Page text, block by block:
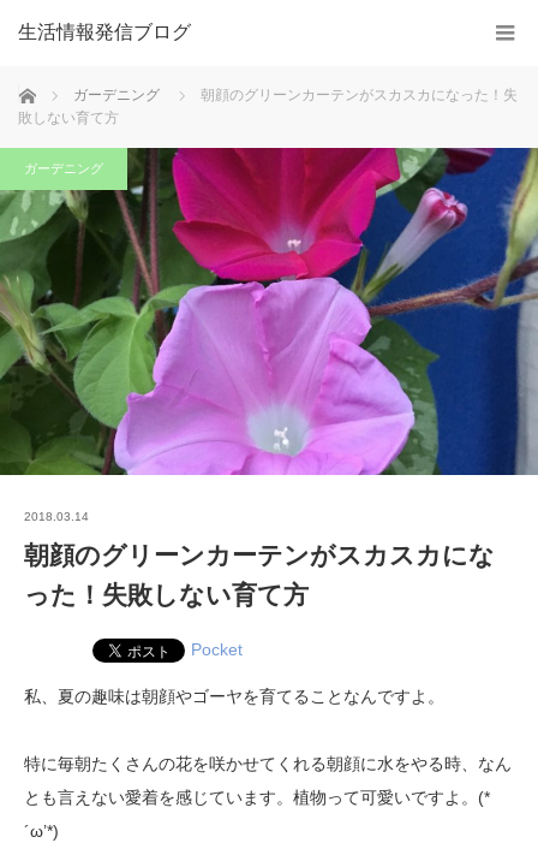
生活情報発信ブログ
ホーム ガーデニング
朝顔のグリーンカーテンがスカスカになった！失
敗しない育て方
ガーデニング
2018.03.14
朝顔のグリーンカーテンがスカスカにな
った！失敗しない育て方
Pocket
私、夏の趣味は朝顔やゴーヤを育てることなんですよ。
特に毎朝たくさんの花を咲かせてくれる朝顔に水をやる時、なん
とも言えない愛着を感じています。植物って可愛いですよ。(*
´ω’*)